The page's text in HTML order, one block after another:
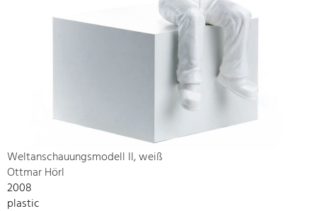
Weltanschauungsmodell II, weiß
Ottmar Hörl
2008
plastic